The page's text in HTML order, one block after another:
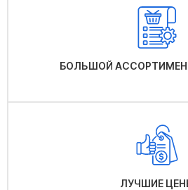
БОЛЬШОЙ
ЛУЧШИЕ